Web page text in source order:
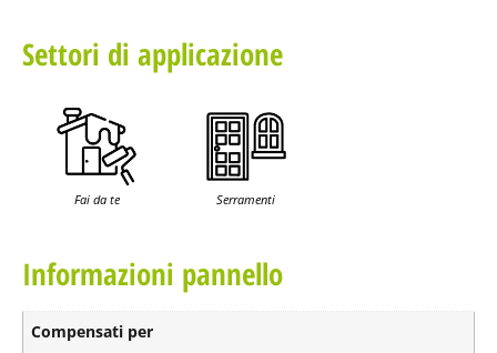
Settori di applicazione
Fai da te Serramenti
Informazioni pannello
Compensati per